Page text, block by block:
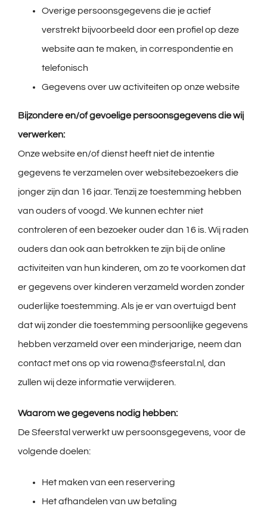
Overige persoonsgegevens die je actief
verstrekt bijvoorbeeld door een profiel op deze
website aan te maken, in correspondentie en
telefonisch
Gegevens over uw activiteiten op onze website
Bijzondere en/of gevoelige persoonsgegevens die wij
verwerken:
Onze website en/of dienst heeft niet de intentie
gegevens te verzamelen over websitebezoekers die
jonger zijn dan 16 jaar. Tenzij ze toestemming hebben
van ouders of voogd. We kunnen echter niet
controleren of een bezoeker ouder dan 16 is. Wij raden
ouders dan ook aan betrokken te zijn bij de online
activiteiten van hun kinderen, om zo te voorkomen dat
er gegevens over kinderen verzameld worden zonder
ouderlijke toestemming. Als je er van overtuigd bent
dat wij zonder die toestemming persoonlijke gegevens
hebben verzameld over een minderjarige, neem dan
contact met ons op via rowena@sfeerstal.nl, dan
zullen wij deze informatie verwijderen.
Waarom we gegevens nodig hebben:
De Sfeerstal verwerkt uw persoonsgegevens, voor de
volgende doelen:
Het maken van een reservering
Het afhandelen van uw betaling